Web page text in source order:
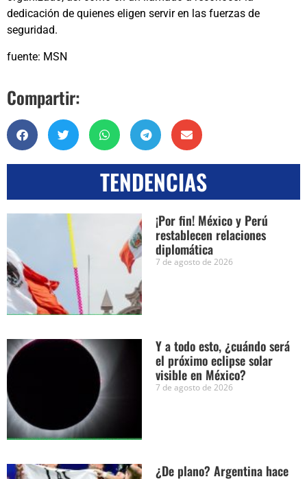
dedicación de quienes eligen servir en las fuerzas de
seguridad.
fuente: MSN
Compartir:
TENDENCIAS
¡Por fin! México y Perú
restablecen relaciones
diplomática
7 de agosto de 2026
Y a todo esto, ¿cuándo será
el próximo eclipse solar
visible en México?
7 de agosto de 2026
¿De plano? Argentina hace